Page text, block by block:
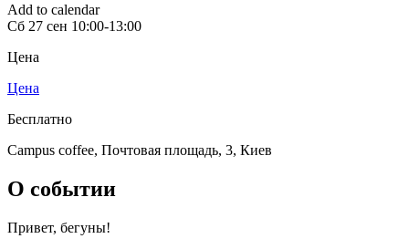
Add to calendar
Сб 27 сен 10:00-13:00
Цена
Цена
Бесплатно
Сampus coffee, Почтовая площадь, 3, Киев
О событии
Привет, бегуны!